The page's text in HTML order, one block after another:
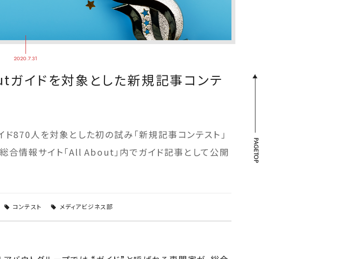
2020.7.31
イドを対象とした新規記事コンテ
870人を対象とした初の試み「新規記事コンテスト」
合情報サイト「All About」内でガイド記事として公開
コンテスト メディアビジネス部
PAGETOP